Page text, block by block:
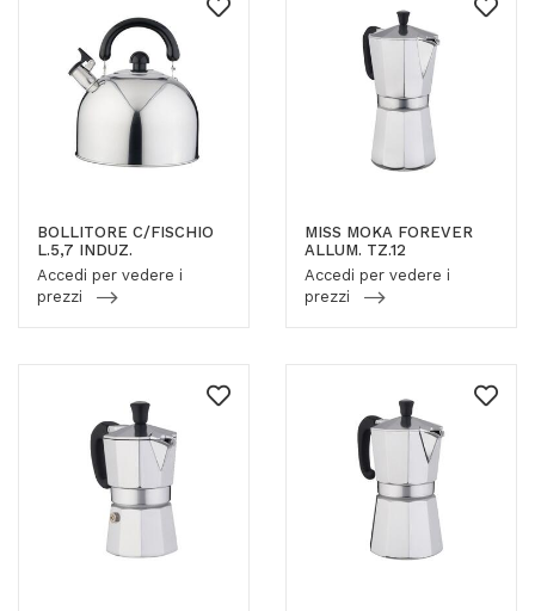
BOLLITORE C/FISCHIO
L.5,7 INDUZ.
Accedi per vedere i
prezzi
MISS MOKA FOREVER
ALLUM. TZ.12
Accedi per vedere i
prezzi